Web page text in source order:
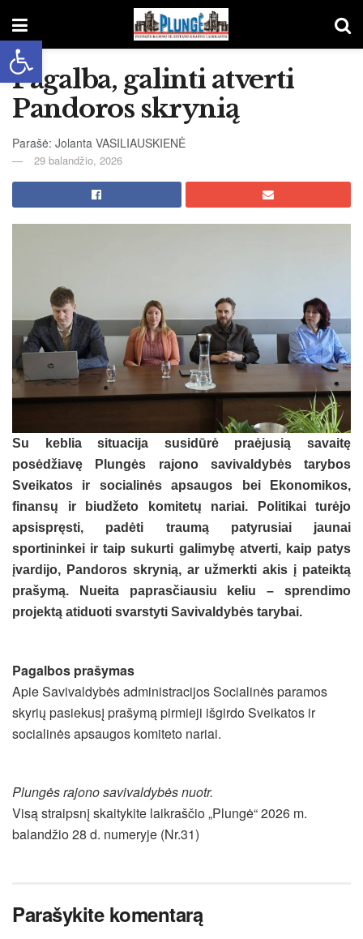
Open toolbar
Pagalba, galinti atverti
Pandoros skrynią
Parašė: Jolanta VASILIAUSKIENĖ
29 balandžio, 2026
Su keblia situacija susidūrė praėjusią savaitę
posėdžiavę Plungės rajono savivaldybės tarybos
Sveikatos ir socialinės apsaugos bei Ekonomikos,
finansų ir biudžeto komitetų nariai. Politikai turėjo
apsispręsti, padėti traumą patyrusiai jaunai
sportininkei ir taip sukurti galimybę atverti, kaip patys
įvardijo, Pandoros skrynią, ar užmerkti akis į pateiktą
prašymą. Nueita paprasčiausiu keliu – sprendimo
projektą atiduoti svarstyti Savivaldybės tarybai.
Pagalbos prašymas
Apie Savivaldybės administracijos Socialinės paramos
skyrių pasiekusį prašymą pirmieji išgirdo Sveikatos ir
socialinės apsaugos komiteto nariai.
Plungės rajono savivaldybės nuotr.
Visą straipsnį skaitykite laikraščio „Plungė“ 2026 m.
balandžio 28 d. numeryje (Nr.31)
Parašykite komentarą